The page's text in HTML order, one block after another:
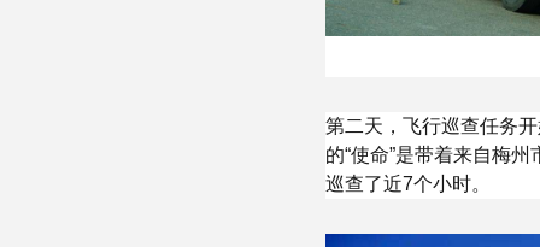
第二天，飞行巡查任务
的“使命”是带着来自梅
巡查了近7个小时。